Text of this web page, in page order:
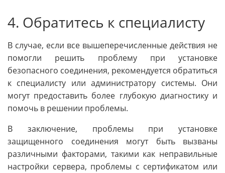
4. Обратитесь к специалисту
В случае, если все вышеперечисленные действия не
помогли решить проблему при установке
безопасного соединения, рекомендуется обратиться
к специалисту или администратору системы. Они
могут предоставить более глубокую диагностику и
помочь в решении проблемы.
В заключение, проблемы при установке
защищенного соединения могут быть вызваны
различными факторами, такими как неправильные
настройки сервера, проблемы с сертификатом или